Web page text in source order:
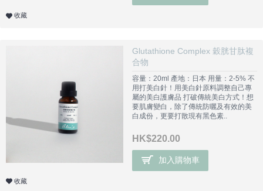
收藏
Glutathione Complex 穀胱甘肽複
合物
容量：20ml 產地：日本 用量：2-5% 不
用打美白針！用美白針原料調整自己專
屬的美白護膚品 打破傳統美白方式！想
要肌膚變白，除了傳統防曬及有效的美
白成份，更要打散現有黑色素..
HK$220.00
加入購物車
收藏